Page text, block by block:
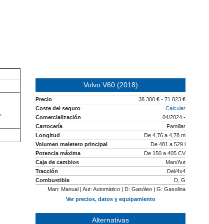
Volvo V60 (2018)
Precio
38.300 € - 71.023 €
Coste del seguro
Calcular
Comercialización
04/2024 -
Carrocería
Familiar
Longitud
De 4,76 a 4,78 m
Volumen maletero principal
De 481 a 529 l
Potencia máxima
De 150 a 405 CV
Caja de cambios
Man/Aut
Tracción
Del/4x4
Combustible
D, G
Man: Manual | Aut: Automático | D: Gasóleo | G: Gasolina
Ver precios, datos y equipamiento
Alternativas